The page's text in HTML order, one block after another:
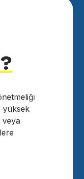
yüksek
veya